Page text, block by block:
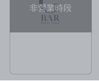
非營業時段